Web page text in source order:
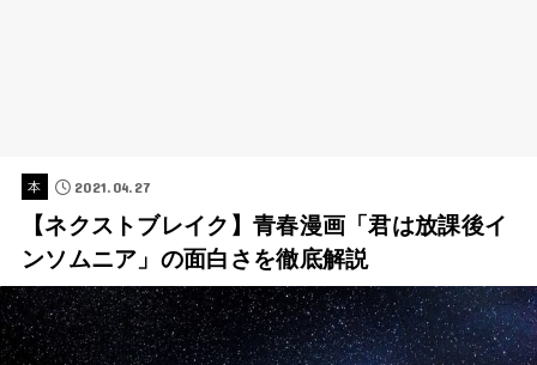
本 2021.04.27
【ネクストブレイク】青春漫画「君は放課後イ
ンソムニア」の面白さを徹底解説